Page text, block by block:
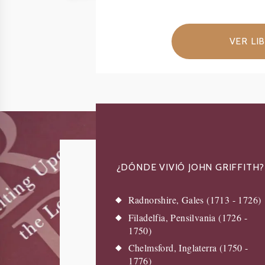
VER
¿DÓNDE VIVIÓ JOHN GRIFFITH?
Radnorshire, Gales (1713 - 1726)
Filadelfia, Pensilvania (1726 -
1750)
Chelmsford, Inglaterra (1750 -
1776)